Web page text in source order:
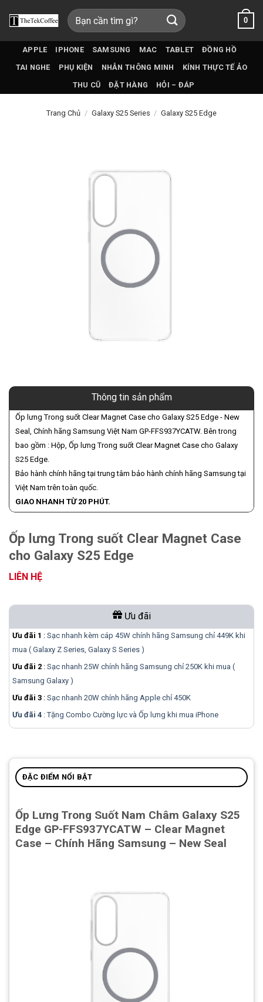
qua
Tìm
kiếm:
0
APPLE IPHONE SAMSUNG MAC TABLET
ĐỒNG HỒ
TAI NGHE
PHỤ KIỆN NHẪN THÔNG MINH
KÍNH THỰC TẾ ẢO
THU CŨ
ĐẶT HÀNG HỎI – ĐÁP
Trang Chủ / Galaxy S25 Series / Galaxy S25 Edge
Thông tin sản phẩm
Ốp lưng Trong suốt Clear Magnet Case cho Galaxy S25 Edge - New
Seal, Chính hãng Samsung Việt Nam GP-FFS937YCATW. Bên trong
bao gồm : Hộp, Ốp lưng Trong suốt Clear Magnet Case cho Galaxy
S25 Edge.
Bảo hành chính hãng tại trung tâm bảo hành chính hãng Samsung tại
Việt Nam trên toàn quốc.
GIAO NHANH TỪ 20 PHÚT.
Ốp lưng Trong suốt Clear Magnet Case
cho Galaxy S25 Edge
LIÊN HỆ
Ưu đãi
Ưu đãi 1 : Sạc nhanh kèm cáp 45W chính hãng Samsung chỉ 449K khi
mua ( Galaxy Z Series, Galaxy S Series )
Ưu đãi 2 : Sạc nhanh 25W chính hãng Samsung chỉ 250K khi mua (
Samsung Galaxy )
Ưu đãi 3 : Sạc nhanh 20W chính hãng Apple chỉ 450K
Ưu đãi 4 : Tặng Combo Cường lực và Ốp lưng khi mua iPhone
ĐẶC ĐIỂM NỔI BẬT
Ốp Lưng Trong Suốt Nam Châm Galaxy S25
Edge GP-FFS937YCATW – Clear Magnet
Case – Chính Hãng Samsung – New Seal